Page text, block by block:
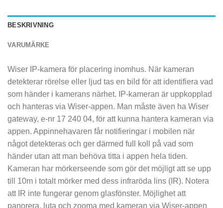
BESKRIVNING
VARUMÄRKE
Wiser IP-kamera för placering inomhus. När kameran
detekterar rörelse eller ljud tas en bild för att identifiera vad
som händer i kamerans närhet. IP-kameran är uppkopplad
och hanteras via Wiser-appen. Man måste även ha Wiser
gateway, e-nr 17 240 04, för att kunna hantera kameran via
appen. Appinnehavaren får notifieringar i mobilen när
något detekteras och ger därmed full koll på vad som
händer utan att man behöva titta i appen hela tiden.
Kameran har mörkerseende som gör det möjligt att se upp
till 10m i totalt mörker med dess infraröda lins (IR). Notera
att IR inte fungerar genom glasfönster. Möjlighet att
panorera, luta och zooma med kameran via Wiser-appen